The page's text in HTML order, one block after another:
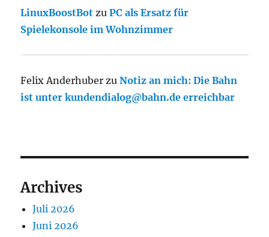
LinuxBoostBot zuPC als Ersatz für
Spielekonsole im Wohnzimmer
Felix Anderhuber zuNotiz an mich: Die Bahn
ist unter kundendialog@bahn.de erreichbar
Archives
Juli 2026
Juni 2026